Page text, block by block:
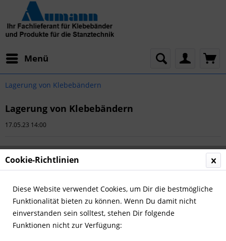
Menü
Lagerung von Klebebändern
Lagerung von Klebebändern
17.05.23 14:00
Cookie-Richtlinien
Diese Website verwendet Cookies, um Dir die bestmögliche
Funktionalität bieten zu können. Wenn Du damit nicht
einverstanden sein solltest, stehen Dir folgende
Funktionen nicht zur Verfügung: